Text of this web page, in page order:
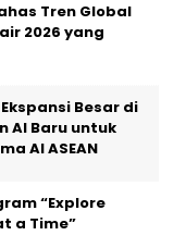
Tren Global
2026 yang
Besar di
AI Baru untuk
AI ASEAN
“Explore
a Time”